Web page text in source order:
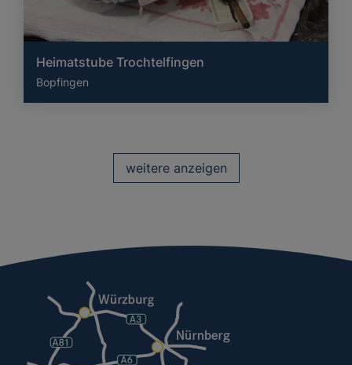
Heimatstube Trochtelfingen
Bopfingen
weitere anzeigen